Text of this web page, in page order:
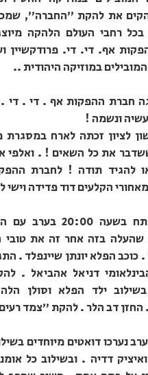
את להקת "החברה",
בכל רחבי העולם הלהקה
אף. די. די. פרודקשיין
במוזיקה היהודית ..
חברת ההפקות אף . די . די .
ונשמה !
לציון זכתה לארח במסגרת
את כל השאים ! . ואלפי
להגיד תודה ! לחברת
הקלעים דוד פדידה וישי
הערב נפתח בשעה
שהעלה בזה אחר זה את טובי
כוכב הפלא יונתן שיינפלד .
דניאל אהביאל .
ילד הפלא וסולן
החזן דב הלר . להקת "צמד
נערכו דואטים מיוחדים
דדיה . ובשילוב כל